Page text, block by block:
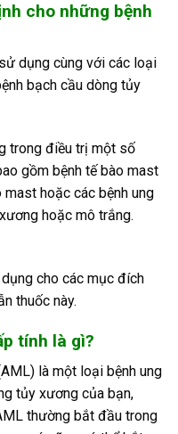
cho những bệnh
dụng cùng với các loại
bạch cầu dòng tủy
trong điều trị một số
gồm bệnh tế bào mast
hoặc các bệnh ung
hoặc mô trắng.
cho các mục đích
thuốc này.
tính là gì?
là một loại bệnh ung
tủy xương của bạn,
thường bắt đầu trong